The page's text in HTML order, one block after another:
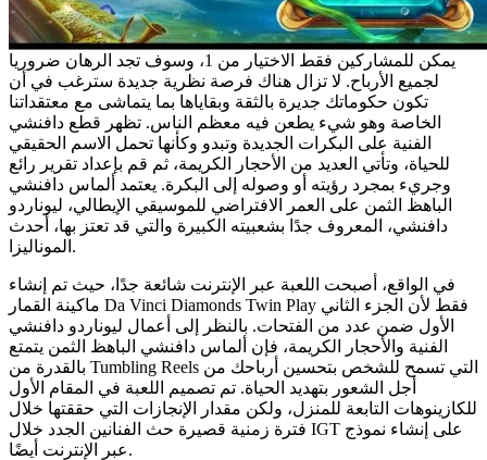
يمكن للمشاركين فقط الاختيار من 1، وسوف تجد الرهان ضروريا
لجميع الأرباح. لا تزال هناك فرصة نظرية جديدة سترغب في أن
تكون حكوماتك جديرة بالثقة وبقاياها بما يتماشى مع معتقداتنا
الخاصة وهو شيء يطعن فيه معظم الناس. تظهر قطع دافنشي
الفنية على البكرات الجديدة وتبدو وكأنها تحمل الاسم الحقيقي
للحياة، وتأتي العديد من الأحجار الكريمة، ثم قم بإعداد تقرير رائع
وجريء بمجرد رؤيته أو وصوله إلى البكرة. يعتمد ألماس دافنشي
الباهظ الثمن على العمر الافتراضي للموسيقي الإيطالي، ليوناردو
دافنشي، المعروف جدًا بشعبيته الكبيرة والتي قد تعتز بها، أحدث
الموناليزا.
في الواقع، أصبحت اللعبة عبر الإنترنت شائعة جدًا، حيث تم إنشاء
ماكينة القمار Da Vinci Diamonds Twin Play فقط لأن الجزء الثاني
الأول ضمن عدد من الفتحات. بالنظر إلى أعمال ليوناردو دافنشي
الفنية والأحجار الكريمة، فإن ألماس دافنشي الباهظ الثمن يتمتع
بالقدرة من Tumbling Reels التي تسمح للشخص بتحسين أرباحك من
أجل الشعور بتهديد الحياة. تم تصميم اللعبة في المقام الأول
للكازينوهات التابعة للمنزل، ولكن مقدار الإنجازات التي حققتها خلال
فترة زمنية قصيرة حث الفنانين الجدد خلال IGT على إنشاء نموذج
عبر الإنترنت أيضًا.